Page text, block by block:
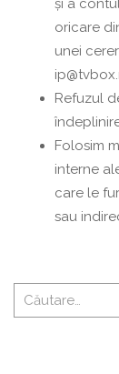
și a
oricare
unei
Refuzul
Folosim
interne
care le
sau